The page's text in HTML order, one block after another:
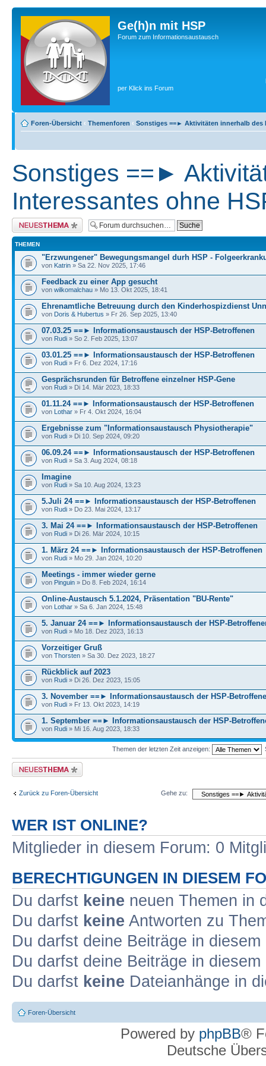
Ge(h)n mit HSP
Forum zum Informationsaustausch
per Klick ins Forum
Foren-Übersicht ‹ Themenforen ‹ Sonstiges ==► Aktivitäten innerhalb des
Sonstiges ==►
Interessantes ohne
Neues Thema erstellen
THEMEN
"Erzwungener" Bewegungsmangel durh HSP -
von Katrin » Sa 22. Nov 2025, 17:46
Feedback zu einer App gesucht
von wilkomalchau » Mo 13. Okt 2025, 18:41
Ehrenamtliche Betreuung durch den Kinderhospizdienst
von Doris & Hubertus » Fr 26. Sep 2025, 13:40
07.03.25 ==► Informationsaustausch der HSP-Betroffenen
von Rudi » So 2. Feb 2025, 13:07
03.01.25 ==► Informationsaustausch der HSP-Betroffenen
von Rudi » Fr 6. Dez 2024, 17:16
Gesprächsrunden für Betroffene einzelner HSP-Gene
von Rudi » Di 14. Mär 2023, 18:33
01.11.24 ==► Informationsaustausch der HSP-Betroffenen
von Lothar » Fr 4. Okt 2024, 16:04
Ergebnisse zum "Informationsaustausch Physiotherapie"
von Rudi » Di 10. Sep 2024, 09:20
06.09.24 ==► Informationsaustausch der HSP-Betroffenen
von Rudi » Sa 3. Aug 2024, 08:18
Imagine
von Rudi » Sa 10. Aug 2024, 13:23
5.Juli 24 ==► Informationsaustausch der HSP-Betroffenen
von Rudi » Do 23. Mai 2024, 13:17
3. Mai 24 ==► Informationsaustausch der HSP-Betroffenen
von Rudi » Di 26. Mär 2024, 10:15
1. März 24 ==► Informationsaustausch der HSP-Betroffenen
von Rudi » Mo 29. Jan 2024, 10:20
Meetings - immer wieder gerne
von Pinguin » Do 8. Feb 2024, 16:14
Online-Austausch 5.1.2024, Präsentation "BU-Rente"
von Lothar » Sa 6. Jan 2024, 15:48
5. Januar 24 ==► Informationsaustausch der HSP-
von Rudi » Mo 18. Dez 2023, 16:13
Vorzeitiger Gruß
von Thorsten » Sa 30. Dez 2023, 18:27
Rückblick auf 2023
von Rudi » Di 26. Dez 2023, 15:05
3. November ==► Informationsaustausch der HSP-
von Rudi » Fr 13. Okt 2023, 14:19
1. September ==► Informationsaustausch der HSP-
von Rudi » Mi 16. Aug 2023, 18:33
Themen der letzten Zeit anzeigen:
Neues Thema erstellen
Zurück zu Foren-Übersicht Gehe zu:
WER IST ONLINE?
Mitglieder in diesem Forum: 0
BERECHTIGUNGEN IN DIESEM
Du darfst keine neuen Themen in
Du darfst keine Antworten zu
Du darfst deine Beiträge in
Du darfst deine Beiträge in
Du darfst keine Dateianhänge in
Foren-Übersicht
Powered by phpBB®
Deutsche